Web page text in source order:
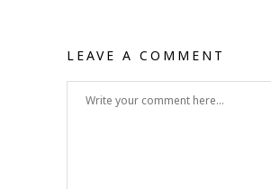
LEAVE A COMMENT